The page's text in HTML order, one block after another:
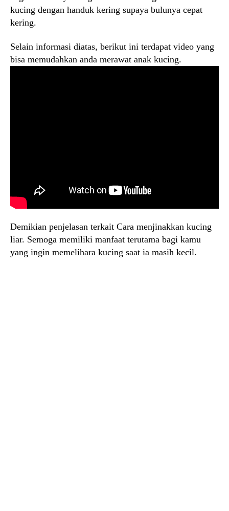
kucing dengan handuk kering supaya bulunya cepat
kering.
Selain informasi diatas, berikut ini terdapat video yang
bisa memudahkan anda merawat anak kucing.
Demikian penjelasan terkait Cara menjinakkan kucing
liar. Semoga memiliki manfaat terutama bagi kamu
yang ingin memelihara kucing saat ia masih kecil.